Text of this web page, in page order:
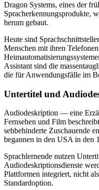
Dragon Systems, eines der
Spracherkennungsprodukte,
herum gebaut.
Heute sind
Menschen mit ihren
Assistant sind die
die für Anwendungsfälle im
Untertitel und
Audiodeskription — eine
Fernsehen und Film
sehbehinderte Zuschauende
begannen in den USA in den
Sprachlernende nutzen
Audiodeskriptionsdienste
Plattformen integriert, nicht
Standardoption.